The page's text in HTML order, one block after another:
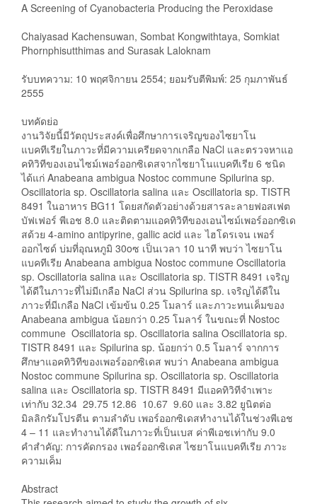
A Screening of Cyanobacteria Producing the Peroxidase
Chaiyasad Kachensuwan, Sombat Kongwithtaya, Somkiat
Phornphisutthimas and Surasak Laloknam
รับบทความ: 10 พฤศจิกายน 2554; ยอมรับตีพิมพ์: 25 กุมภาพันธ์
2555
บทคัดย่อ
งานวิจัยนี้มีวัตถุประสงค์เพื่อศึกษาการเจริญของไซยาโน
แบคทีเรียในภาวะที่มีความเครียดจากเกลือ NaCl และตรวจหาแอ
คทิวิทีของเอนไซม์เพอร์ออกซิเดสจากไซยาโนแบคทีเรีย 6 ชนิด
ได้แก่ Anabeana ambigua Nostoc commune Spilurina sp.
Oscillatoria sp. Oscillatoria salina และ Oscillatoria sp. TISTR
8491 ในอาหาร BG11 โดยสกัดตัวอย่างด้วยสารละลายฟอสเฟต
บัฟเฟอร์ พีเอช 8.0 และติดตามแอคทิวิทีของเอนไซม์เพอร์ออกซิเด
สด้วย 4-amino antipyrine, gallic acid และ ไฮโดรเจน เพอร์
ออกไซด์ บ่มที่อุณหภูมิ 30oซ เป็นเวลา 10 นาที พบว่า ไซยาโน
แบคทีเรีย Anabeana ambigua Nostoc commune Oscillatoria
sp. Oscillatoria salina และ Oscillatoria sp. TISTR 8491 เจริญ
ได้ดีในภาวะที่ไม่มีเกลือ NaCl ส่วน Spilurina sp. เจริญได้ดีใน
ภาวะที่มีเกลือ NaCl เข้มข้น 0.25 โมลาร์ และภาวะทนเค็มของ
Anabeana ambigua น้อยกว่า 0.25 โมลาร์ ในขณะที่ Nostoc
commune Oscillatoria sp. Oscillatoria salina Oscillatoria sp.
TISTR 8491 และ Spilurina sp. น้อยกว่า 0.5 โมลาร์ จากการ
ศึกษาแอคทิวิทีของเพอร์ออกซิเดส พบว่า Anabeana ambigua
Nostoc commune Spilurina sp. Oscillatoria sp. Oscillatoria
salina และ Oscillatoria sp. TISTR 8491 มีแอคทิวิทีจำเพาะ
เท่ากับ 32.34 29.75 12.86 10.67 9.60 และ 3.82 ยูนิตต่อ
มิลลิกรัมโปรตีน ตามลำดับ เพอร์ออกซิเดสทำงานได้ในช่วงพีเอช
4 – 11 และทำงานได้ดีในภาวะที่เป็นเบส ค่าพีเอชเท่ากับ 9.0
คำสำคัญ: การคัดกรอง เพอร์ออกซิเดส ไซยาโนแบคทีเรีย ภาวะ
ความเค็ม
Abstract